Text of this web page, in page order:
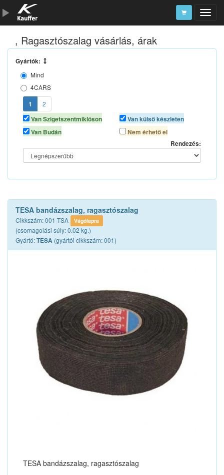
Szerszámkatalógus
Kosár
Alkatrészek
, Ragasztószalag vásárlás, árak
Gyártók:
Mind
4CARS
AUTOLIFE
AUTOMAX
DN TEGER
K2
NEO TOOLS
SCT CHEM
TESA
TOPEX
TOP TOOLS
1
2
Van Szigetszentmiklóson
Van Budán
Van külső készleten
Nem érhető el
Rendezés:
TESA bandázszalag, ragasztószalag
Cikkszám: 001-TSA Vágólapra
(csomagolási súly: 0.02 kg.)
Gyártó:TESA (gyártói cikkszám: 001)
TESA bandázszalag, ragasztószalag